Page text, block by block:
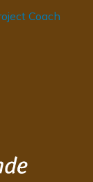
Coach